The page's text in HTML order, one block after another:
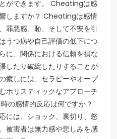
ができます。 Cheatingは感
しますか？ Cheatingは感情
罪悪感、恥、そして不安を引
うつ病や自己評価の低下につ
に、関係における信頼を損な
したり破綻したりすることが
癒しには、セラピーやオープ
ホリスティックなアプローチ
の感情的反応は何ですか？
には、ショック、裏切り、怒
被害者は無力感や悲しみを感